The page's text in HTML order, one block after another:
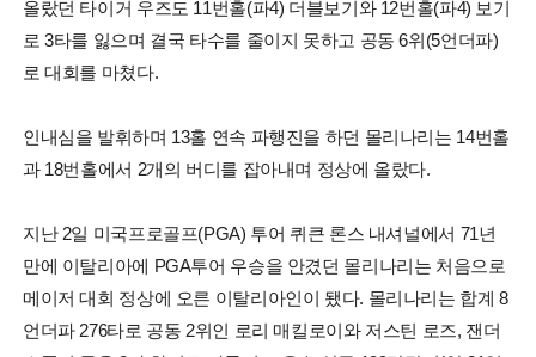
올랐던 타이거 우즈도 11번홀(파4) 더블보기와 12번홀(파4) 보기
로 3타를 잃으며 결국 타수를 줄이지 못하고 공동 6위(5언더파)
로 대회를 마쳤다.
인내심을 발휘하며 13홀 연속 파행진을 하던 몰리나리는 14번홀
과 18번홀에서 2개의 버디를 잡아내며 정상에 올랐다.
지난 2일 미국프로골프(PGA) 투어 퀴큰 론스 내셔널에서 71년
만에 이탈리아에 PGA투어 우승을 안겼던 몰리나리는 처음으로
메이저 대회 정상에 오른 이탈리아인이 됐다. 몰리나리는 합계 8
언더파 276타로 공동 2위인 로리 매킬로이와 저스틴 로즈, 잰더